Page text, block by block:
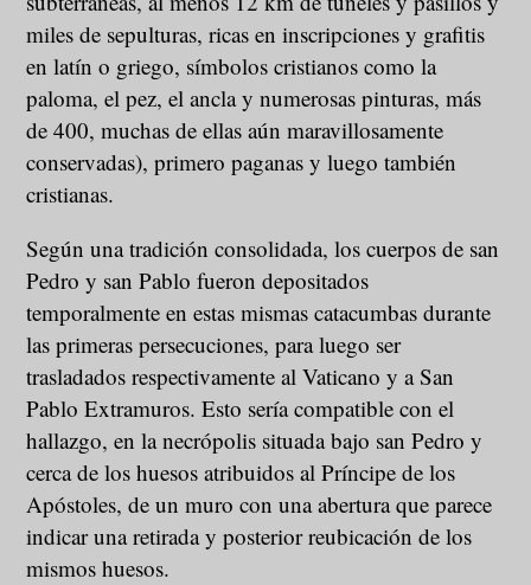
miles de sepulturas, ricas en inscripciones y grafitis
en latín o griego, símbolos cristianos como la
paloma, el pez, el ancla y numerosas pinturas, más
de 400, muchas de ellas aún maravillosamente
conservadas), primero paganas y luego también
cristianas.
Según una tradición consolidada, los cuerpos de san
Pedro y san Pablo fueron depositados
temporalmente en estas mismas catacumbas durante
las primeras persecuciones, para luego ser
trasladados respectivamente al Vaticano y a San
Pablo Extramuros. Esto sería compatible con el
hallazgo, en la necrópolis situada bajo san Pedro y
cerca de los huesos atribuidos al Príncipe de los
Apóstoles, de un muro con una abertura que parece
indicar una retirada y posterior reubicación de los
mismos huesos.